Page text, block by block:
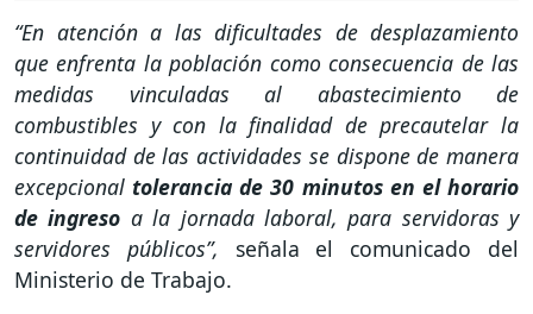
“En atención a las dificultades de desplazamiento
que enfrenta la población como consecuencia de las
medidas vinculadas al abastecimiento de
combustibles y con la finalidad de precautelar la
continuidad de las actividades se dispone de manera
excepcional tolerancia de 30 minutos en el horario
de ingreso a la jornada laboral, para servidoras y
servidores públicos”, señala el comunicado del
Ministerio de Trabajo.